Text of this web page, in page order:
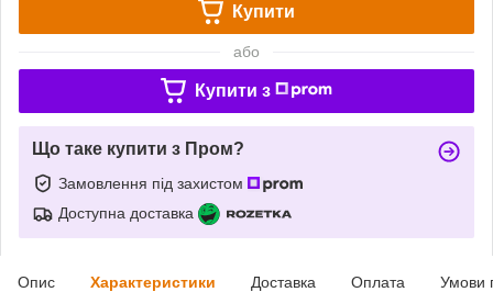
Купити
або
Купити з
Що таке купити з Пром?
Замовлення під захистом
Доступна доставка
Опис Характеристики Доставка Оплата Умови